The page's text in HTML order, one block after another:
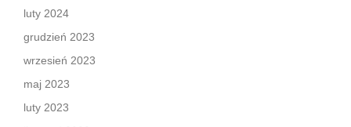
luty 2024
grudzień 2023
wrzesień 2023
maj 2023
luty 2023